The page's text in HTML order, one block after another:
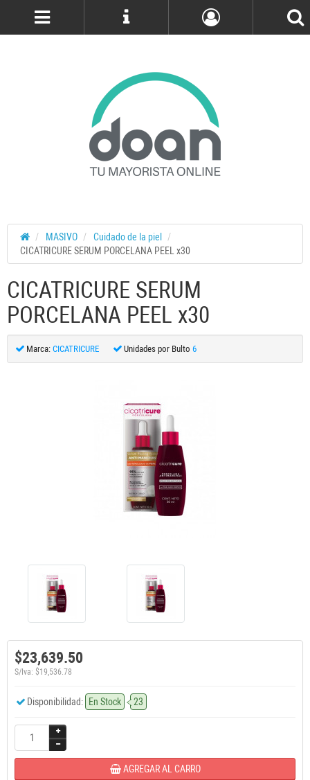
MASIVO
Cuidado de la piel
CICATRICURE SERUM PORCELANA PEEL x30
CICATRICURE SERUM
PORCELANA PEEL x30
Marca: CICATRICURE Unidades por Bulto 6
$23,639.50
S/Iva: $19,536.78
Disponibilidad: En Stock 23
AGREGAR AL CARRO